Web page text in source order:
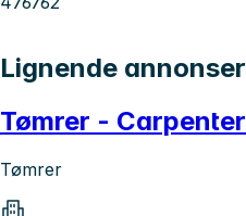
Lignende annonser
Tømrer - Carpenter
Tømrer